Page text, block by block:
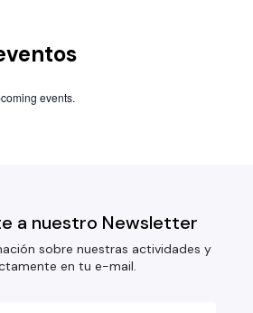
events.
a nuestro Newsletter
sobre nuestras actividades y
en tu e-mail.